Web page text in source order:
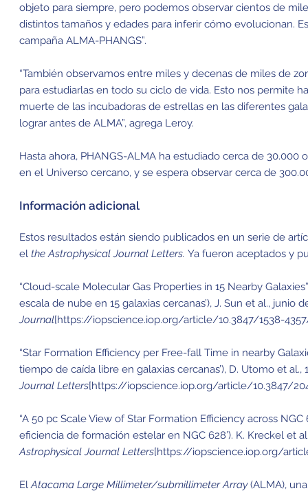
objeto para siempre, pero podemos observar cientos de
distintos tamaños y edades para inferir cómo evolucionan.
campaña ALMA-PHANGS”.
“También observamos entre miles y decenas de miles de
para estudiarlas en todo su ciclo de vida. Esto nos permite
muerte de las incubadoras de estrellas en las diferentes
lograr antes de ALMA”, agrega Leroy.
Hasta ahora, PHANGS-ALMA ha estudiado cerca de
en el Universo cercano, y se espera observar cerca de
Información adicional
Estos resultados están siendo publicados en un serie de
el the Astrophysical Journal Letters. Ya fueron aceptados y
“Cloud-scale Molecular Gas Properties in 15 Nearby
escala de nube en 15 galaxias cercanas’), J. Sun et al., junio
Journal[https://iopscience.iop.org/article/10.3847/1538-
“Star Formation Efficiency per Free-fall Time in nearby
tiempo de caída libre en galaxias cercanas’), D. Utomo et al.,
Journal Letters[https://iopscience.iop.org/article/10.3847/
“A 50 pc Scale View of Star Formation Efficiency across NGC
eficiencia de formación estelar en NGC 628’). K. Kreckel et
Astrophysical Journal Letters[https://iopscience.iop.org/
ElAtacama Large Millimeter/submillimeter Array(ALMA),